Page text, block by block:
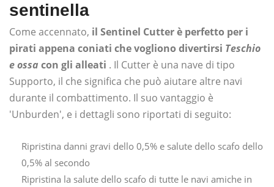
sentinella
Come accennato, il Sentinel Cutter è perfetto per i
pirati appena coniati che vogliono divertirsi Teschio
e ossa con gli alleati . Il Cutter è una nave di tipo
Supporto, il che significa che può aiutare altre navi
durante il combattimento. Il suo vantaggio è
'Unburden', e i dettagli sono riportati di seguito:
Ripristina danni gravi dello 0,5% e salute dello scafo dello
0,5% al ​​secondo
Ripristina la salute dello scafo di tutte le navi amiche in